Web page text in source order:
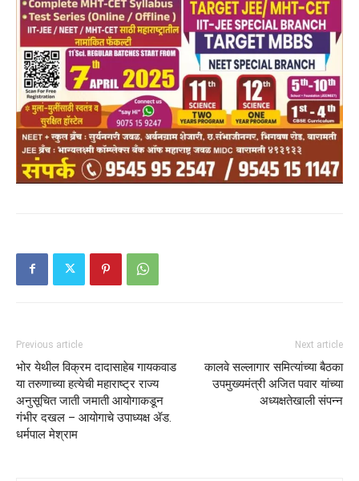
Previous article
भोर येथील विक्रम दादासाहेब गायकवाड
या तरुणाच्या हत्येची महाराष्ट्र राज्य
अनुसूचित जाती जमाती आयोगाकडून
गंभीर दखल – आयोगाचे उपाध्यक्ष ॲड.
धर्मपाल मेश्राम
Next article
कालवे सल्लागार समित्यांच्या बैठका
उपमुख्यमंत्री अजित पवार यांच्या
अध्यक्षतेखाली संपन्न